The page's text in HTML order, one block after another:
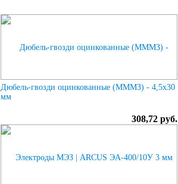
Дюбель-гвозди оцинкованные (МММЗ) - 4,5х30
мм
308,72 руб.